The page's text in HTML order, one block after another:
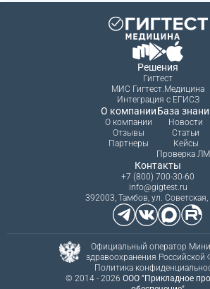
Решения
Гигтест
МИС Гигтест.Медицина
Интеграция с ЕГИСЗ
О компании
О компании
Отзывы
Партнеры
База
Новости
Статьи
Кейсы
Проверка
Контакты
+7 (800) 700-30-60
info@gigtest.ru
392003, Тамбов, ул.
Политика
© 2014 - 2026 ООО "Прикладное
Официальный оператор
здравоохранения Российской